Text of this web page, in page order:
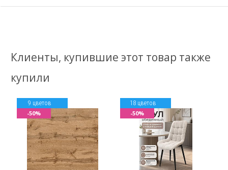
Клиенты, купившие этот товар также
купили
9 цветов
-50%
18 цветов
-50%